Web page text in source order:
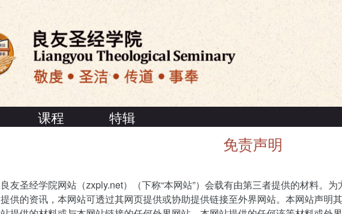
课程 特辑
免责声明
良友圣经学院网站（zxply.net）（下称“本网站”）会载有由第三者提供的材料。
提供的资讯，本网站可透过其网页提供或协助提供链接至外界网站。本网站声明